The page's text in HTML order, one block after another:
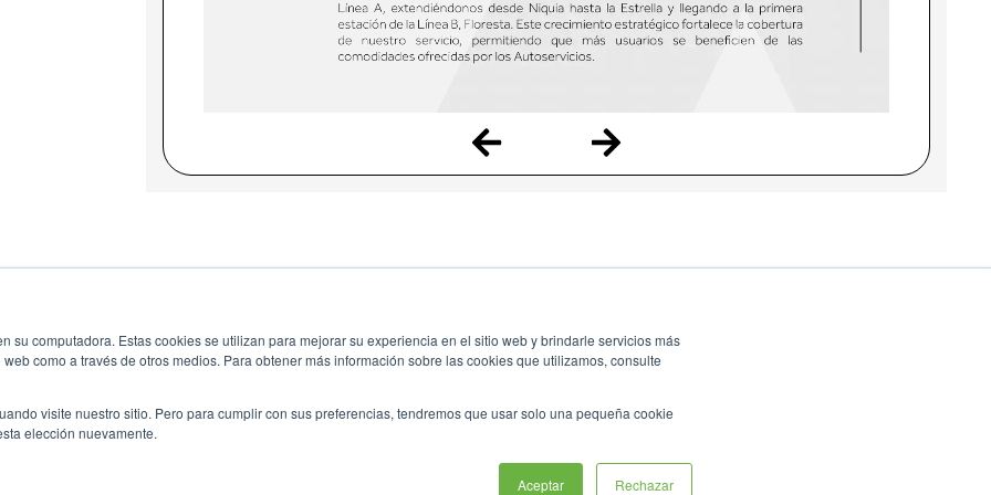
su computadora. Estas cookies se utilizan para mejorar su experiencia en el sitio web y brindarle servicios más
como a través de otros medios. Para obtener más información sobre las cookies que utilizamos, consulte
visite nuestro sitio. Pero para cumplir con sus preferencias, tendremos que usar solo una pequeña cookie
elección nuevamente.
Aceptar Rechazar